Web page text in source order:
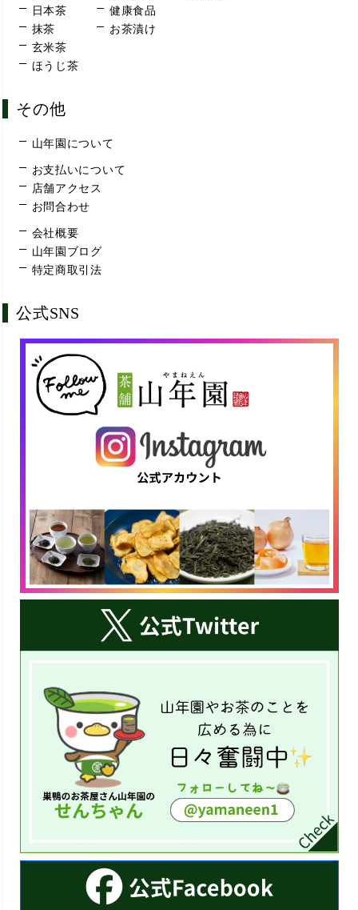
日本茶
抹茶
玄米茶
ほうじ茶
健康食品
お茶漬け
その他
山年園について
お支払いについて
店舗アクセス
お問合わせ
会社概要
山年園ブログ
特定商取引法
公式SNS